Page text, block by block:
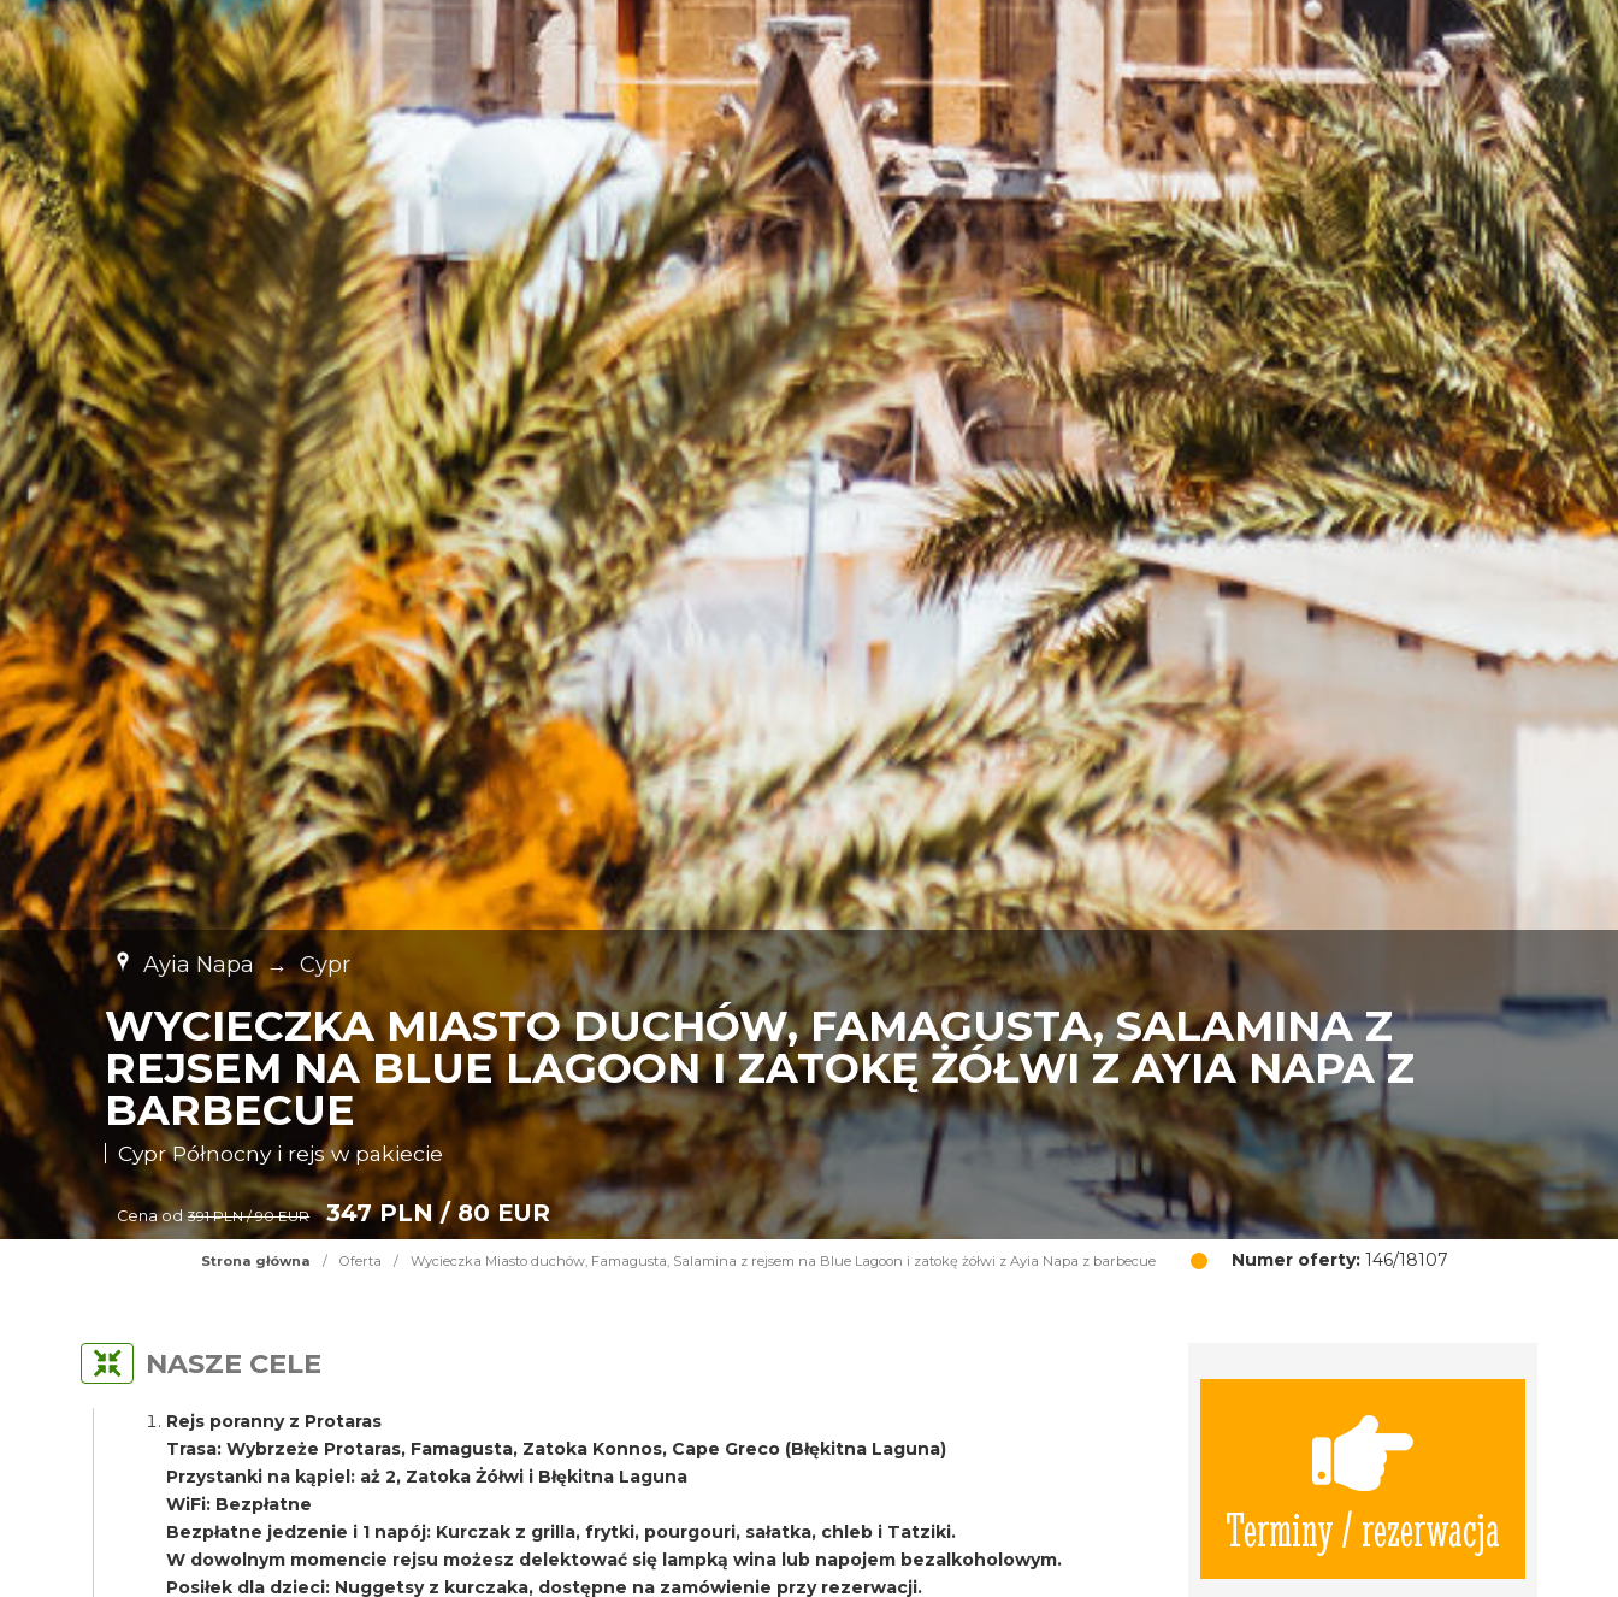
Ayia Napa → Cypr
WYCIECZKA MIASTO DUCHÓW, FAMAGUSTA, SALAMINA Z
REJSEM NA BLUE LAGOON I ZATOKĘ ŻÓŁWI Z AYIA NAPA Z
BARBECUE
Cypr Północny i rejs w pakiecie
Cena od 391 PLN / 90 EUR 347 PLN / 80 EUR
Strona główna / Oferta / Wycieczka Miasto duchów, Famagusta, Salamina z rejsem na Blue Lagoon i zatokę żółwi z Ayia Napa z barbecue Numer oferty:146/18107
Terminy / rezerwacja
NASZE CELE
Rejs poranny z Protaras
Trasa: Wybrzeże Protaras, Famagusta, Zatoka Konnos, Cape Greco (Błękitna Laguna)
Przystanki na kąpiel: aż 2, Zatoka Żółwi i Błękitna Laguna
WiFi: Bezpłatne
Bezpłatne jedzenie i 1 napój: Kurczak z grilla, frytki, pourgouri, sałatka, chleb i Tatziki.
W dowolnym momencie rejsu możesz delektować się lampką wina lub napojem bezalkoholowym.
Posiłek dla dzieci: Nuggetsy z kurczaka, dostępne na zamówienie przy rezerwacji.